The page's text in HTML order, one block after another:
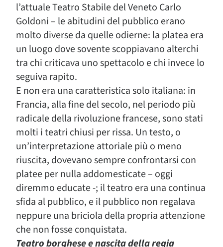
l’attuale Teatro Stabile del Veneto Carlo
Goldoni – le abitudini del pubblico erano
molto diverse da quelle odierne: la platea era
un luogo dove sovente scoppiavano alterchi
tra chi criticava uno spettacolo e chi invece lo
seguiva rapito.
E non era una caratteristica solo italiana: in
Francia, alla fine del secolo, nel periodo più
radicale della rivoluzione francese, sono stati
molti i teatri chiusi per rissa. Un testo, o
un’interpretazione attoriale più o meno
riuscita, dovevano sempre confrontarsi con
platee per nulla addomesticate – oggi
diremmo educate -; il teatro era una continua
sfida al pubblico, e il pubblico non regalava
neppure una briciola della propria attenzione
che non fosse conquistata.
Teatro borghese e nascita della regia